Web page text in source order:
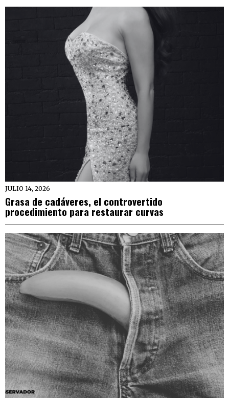
JULIO 14, 2026
Grasa de cadáveres, el controvertido
procedimiento para restaurar curvas